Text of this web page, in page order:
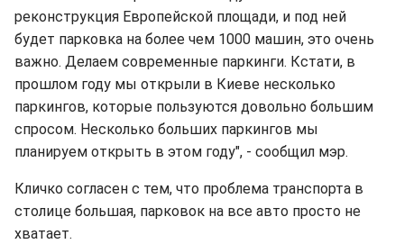
реконструкция Европейской площади, и под ней
будет парковка на более чем 1000 машин, это очень
важно. Делаем современные паркинги. Кстати, в
прошлом году мы открыли в Киеве несколько
паркингов, которые пользуются довольно большим
спросом. Несколько больших паркингов мы
планируем открыть в этом году", - сообщил мэр.
Кличко согласен с тем, что проблема транспорта в
столице большая, парковок на все авто просто не
хватает.